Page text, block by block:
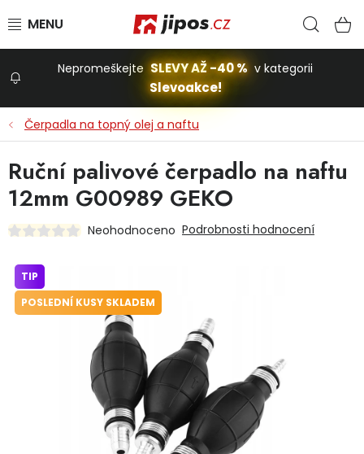
Stavba a dům
Domácnost
Dětská hřiště
Autodoplňky
Nepromeškejte SLEVY AŽ -40 % v kategorii
Slevoakce!
Čerpadla na topný olej a naftu
Ruční palivové čerpadlo na naftu
12mm G00989 GEKO
Neohodnoceno Podrobnosti hodnocení
TIP
POSLEDNÍ KUSY SKLADEM